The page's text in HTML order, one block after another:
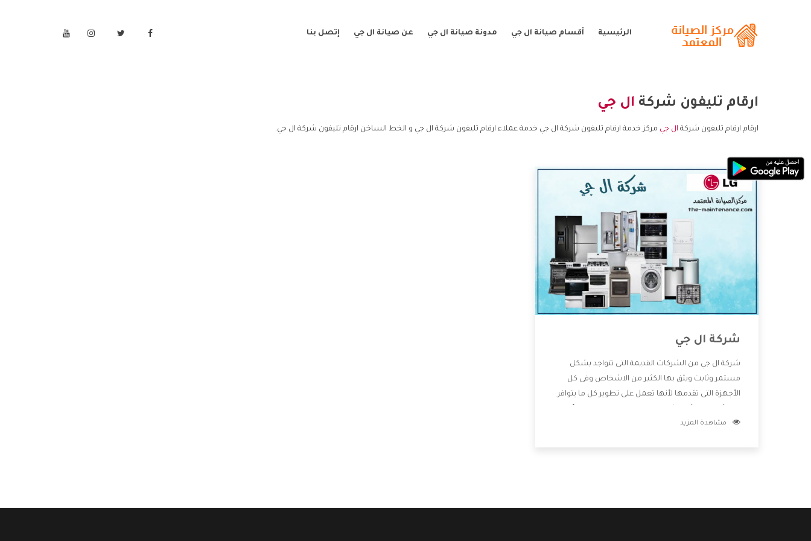
الرئيسية أقسام صيانة ال جي مدونة صيانة ال جي عن صيانة ال جي إتصل بنا
ارقام تليفون شركة ال جي
ارقام ارقام تليفون شركة ال جي مركز خدمة ارقام تليفون شركة ال جي خدمة عملاء ارقام تليفون شركة ال جي و الخط الساخن ارقام تليفون شركة ال جي.
شركة ال جي
شركة ال جي من الشركات القديمة التى تتواجد بشكل
مستمر وثابت ويثق بها الكثير من الاشخاص وفى كل
الأجهزة التى تقدمها لأنها تعمل على تطوير كل ما يتوافر
خدمات ما بعد البيع مع المنتجات وتقدم للعملاء أقوى
مشاهدة المزيد